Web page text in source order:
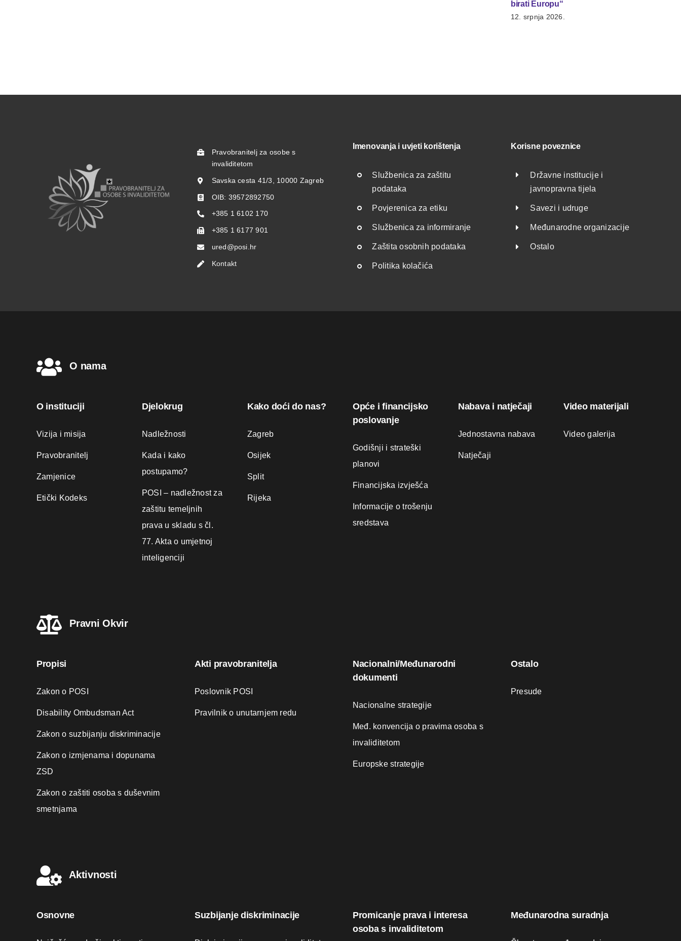
birati Europu“
12. srpnja 2026.
Pravobranitelj za osobe s
invaliditetom
Savska cesta 41/3, 10000 Zagreb
OIB: 39572892750
+385 1 6102 170
+385 1 6177 901
ured@posi.hr
Kontakt
Imenovanja i uvjeti korištenja
Službenica za zaštitu
podataka
Povjerenica za etiku
Službenica za informiranje
Zaštita osobnih podataka
Politika kolačića
Korisne poveznice
Državne institucije i
javnopravna tijela
Savezi i udruge
Međunarodne organizacije
Ostalo
O nama
O instituciji
Vizija i misija
Pravobranitelj
Zamjenice
Etički Kodeks
Djelokrug
Nadležnosti
Kada i kako
postupamo?
POSI – nadležnost za
zaštitu temeljnih
prava u skladu s čl.
77. Akta o umjetnoj
inteligenciji
Kako doći do nas?
Zagreb
Osijek
Split
Rijeka
Opće i financijsko
poslovanje
Godišnji i strateški
planovi
Financijska izvješća
Informacije o trošenju
sredstava
Nabava i natječaji
Jednostavna nabava
Natječaji
Video materijali
Video galerija
Pravni Okvir
Propisi
Zakon o POSI
Disability Ombudsman Act
Zakon o suzbijanju diskriminacije
Zakon o izmjenama i dopunama
ZSD
Zakon o zaštiti osoba s duševnim
smetnjama
Akti pravobranitelja
Poslovnik POSI
Pravilnik o unutarnjem redu
Nacionalni/Međunarodni
dokumenti
Nacionalne strategije
Međ. konvencija o pravima osoba s
invaliditetom
Europske strategije
Ostalo
Presude
Aktivnosti
Osnovne Suzbijanje diskriminacije
Promicanje prava i interesa
osoba s invaliditetom
Međunarodna suradnja